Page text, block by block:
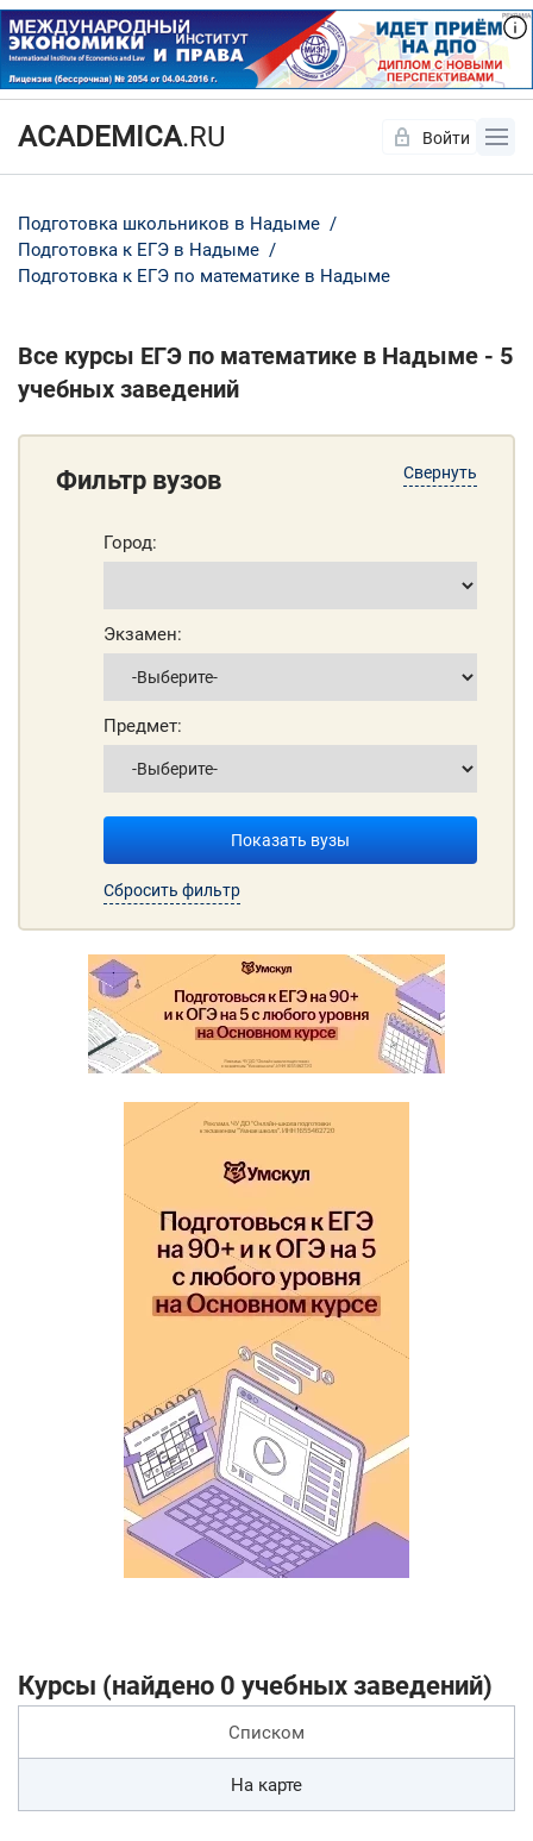
ACADEMICA.RU Войти
Подготовка школьников в Надыме
Подготовка к ЕГЭ в Надыме
Подготовка к ЕГЭ по математике в Надыме
Все курсы ЕГЭ по математике в Надыме - 5
учебных заведений
Свернуть
Фильтр вузов
Город:
Экзамен:
Предмет:
Показать вузы
Сбросить фильтр
Курсы (найдено 0 учебных заведений)
Списком
На карте
Да Нет